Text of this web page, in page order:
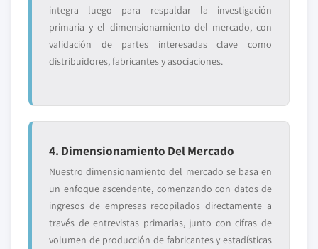
integra luego para respaldar la investigación
primaria y el dimensionamiento del mercado, con
validación de partes interesadas clave como
distribuidores, fabricantes y asociaciones.
4. Dimensionamiento Del Mercado
Nuestro dimensionamiento del mercado se basa en
un enfoque ascendente, comenzando con datos de
ingresos de empresas recopilados directamente a
través de entrevistas primarias, junto con cifras de
volumen de producción de fabricantes y estadísticas